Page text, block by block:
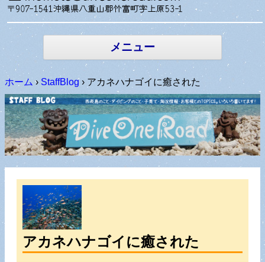
メニュー
コンテン
ホーム › StaffBlog › アカネハナゴイに癒された
アカネハナゴイに癒された